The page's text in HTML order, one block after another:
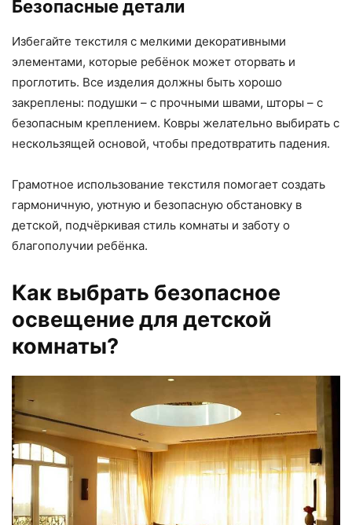
Безопасные детали
Избегайте текстиля с мелкими декоративными
элементами, которые ребёнок может оторвать и
проглотить. Все изделия должны быть хорошо
закреплены: подушки – с прочными швами, шторы – с
безопасным креплением. Ковры желательно выбирать с
нескользящей основой, чтобы предотвратить падения.
Грамотное использование текстиля помогает создать
гармоничную, уютную и безопасную обстановку в
детской, подчёркивая стиль комнаты и заботу о
благополучии ребёнка.
Как выбрать безопасное
освещение для детской
комнаты?